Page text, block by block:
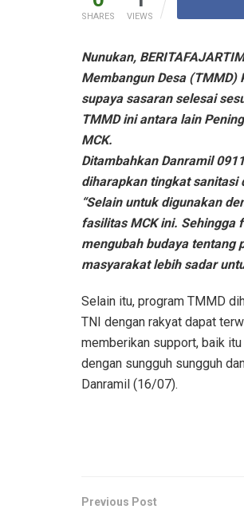
SHARES VIEWS
Nunukan,
Membangun Desa
supaya sasaran selesai
TMMD ini antara lain
MCK.
Ditambahkan Danramil
diharapkan tingkat sanitasi
“Selain untuk digunakan
fasilitas MCK ini. Sehingga
mengubah budaya tentang
masyarakat lebih sadar
Selain itu, program TMMD
TNI dengan rakyat dapat
memberikan support, baik
dengan sungguh sungguh
Danramil (16/07).
Previous Post